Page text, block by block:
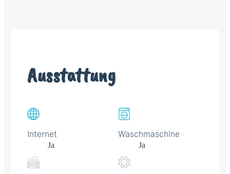
Ausstattung
Internet
Ja
Waschmaschine
Ja